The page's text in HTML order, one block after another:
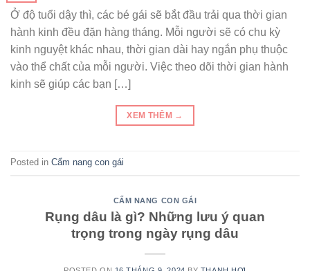
Ở độ tuổi dậy thì, các bé gái sẽ bắt đầu trải qua thời gian
hành kinh đều đặn hàng tháng. Mỗi người sẽ có chu kỳ
kinh nguyệt khác nhau, thời gian dài hay ngắn phụ thuộc
vào thể chất của mỗi người. Việc theo dõi thời gian hành
kinh sẽ giúp các bạn […]
XEM THÊM →
Posted in Cẩm nang con gái
CẨM NANG CON GÁI
Rụng dâu là gì? Những lưu ý quan
trọng trong ngày rụng dâu